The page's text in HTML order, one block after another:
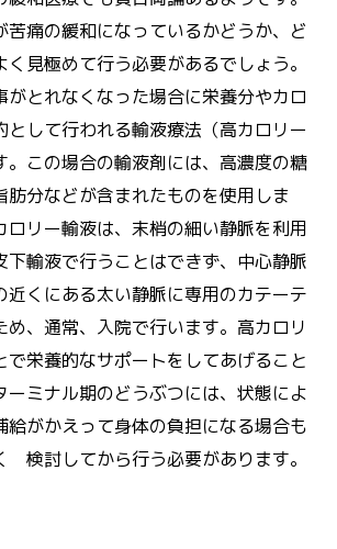
苦痛の緩和になっているかどうか、ど
見極めて行う必要があるでしょう。
がとれなくなった場合に栄養分やカロ
として行われる輸液療法（高カロリー
。この場合の輸液剤には、高濃度の糖
肪分などが含まれたものを使用しま
ロリー輸液は、末梢の細い静脈を利用
下輸液で行うことはできず、中心静脈
近くにある太い静脈に専用のカテーテ
め、通常、入院で行います。高カロリ
で栄養的なサポートをしてあげること
ーミナル期のどうぶつには、状態によ
給がかえって身体の負担になる場合も
検討してから行う必要があります。